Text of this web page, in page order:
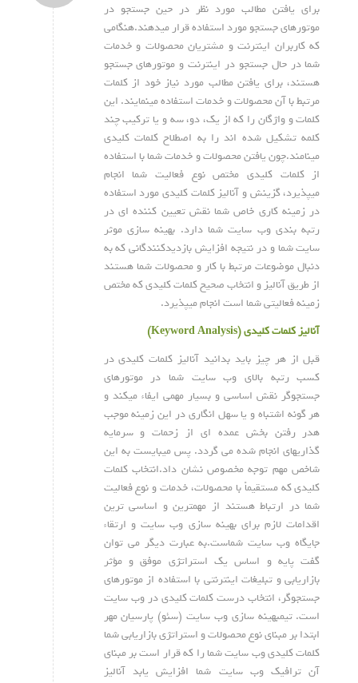
برای یافتن مطالب مورد نظر در حین جستجو در
موتورهای جستجو مورد استفاده قرار میدهند.هنگامی
که کاربران اینترنت و مشتریان محصولات و خدمات
شما در حال جستجو در اینترنت و موتورهای جستجو
هستند، برای یافتن مطالب مورد نیاز خود از کلمات
مرتبط با آن محصولات و خدمات استفاده مینمایند. این
کلمات و واژگان را که از یک، دو، سه و یا ترکیب چند
کلمه تشکیل شده اند را به اصطلاح کلمات کلیدی
مینامند.چون یافتن محصولات و خدمات شما با استفاده
از کلمات کلیدی مختص نوع فعالیت شما انجام
میپذیرد، گزینش و آنالیز کلمات کلیدی مورد استفاده
در زمینه کاری خاص شما نقش تعیین کننده ای در
رتبه بندی وب سایت شما دارد. بهینه سازی موثر
سایت شما و در نتیجه افزایش بازدیدکنندگانی که به
دنبال موضوعات مرتبط با کار و محصولات شما هستند
از طریق آنالیز و انتخاب صحیح کلمات کلیدی که مختص
زمینه فعالیتی شما است انجام میپذیرد.
آنالیز کلمات کلیدی (Keyword Analysis)
قبل از هر چیز باید بدانید آنالیز کلمات کلیدی در
کسب رتبه بالای وب سایت شما در موتورهای
جستجوگر نقش اساسی و بسیار مهمی ایفاء میکند و
هر گونه اشتباه و یا سهل انگاری در این زمینه موجب
هدر رفتن بخش عمده ای از زحمات و سرمایه
گذاریهای انجام شده می گردد. پس میبایست به این
شاخص مهم توجه مخصوص نشان داد.انتخاب کلمات
کلیدی که مستقیماً با محصولات، خدمات و نوع فعالیت
شما در ارتباط هستند از مهمترین و اساسی ترین
اقدامات لازم برای بهینه سازی وب سایت و ارتقاء
جایگاه وب سایت شماست.به عبارت دیگر می توان
گفت پایه و اساس یک استراتژی موفق و مؤثر
بازاریابی و تبلیغات اینترنتی با استفاده از موتورهای
جستجوگر، انتخاب درست کلمات کلیدی در وب سایت
است. تیمبهینه سازی وب سایت (سئو) پارسیان مهر
ابتدا بر مبنای نوع محصولات و استراتژی بازاریابی شما
کلمات کلیدی وب سایت شما را که قرار است بر مبنای
آن ترافیک وب سایت شما افزایش یابد آنالیز